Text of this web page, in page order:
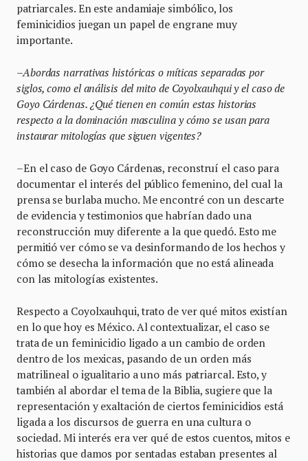
patriarcales. En este andamiaje simbólico, los
feminicidios juegan un papel de engrane muy
importante.
–Abordas narrativas históricas o míticas separadas por
siglos, como el análisis del mito de Coyolxauhqui y el caso de
Goyo Cárdenas. ¿Qué tienen en común estas historias
respecto a la dominación masculina y cómo se usan para
instaurar mitologías que siguen vigentes?
–En el caso de Goyo Cárdenas, reconstruí el caso para
documentar el interés del público femenino, del cual la
prensa se burlaba mucho. Me encontré con un descarte
de evidencia y testimonios que habrían dado una
reconstrucción muy diferente a la que quedó. Esto me
permitió ver cómo se va desinformando de los hechos y
cómo se desecha la información que no está alineada
con las mitologías existentes.
Respecto a Coyolxauhqui, trato de ver qué mitos existían
en lo que hoy es México. Al contextualizar, el caso se
trata de un feminicidio ligado a un cambio de orden
dentro de los mexicas, pasando de un orden más
matrilineal o igualitario a uno más patriarcal. Esto, y
también al abordar el tema de la Biblia, sugiere que la
representación y exaltación de ciertos feminicidios está
ligada a los discursos de guerra en una cultura o
sociedad. Mi interés era ver qué de estos cuentos, mitos e
historias que damos por sentadas estaban presentes al